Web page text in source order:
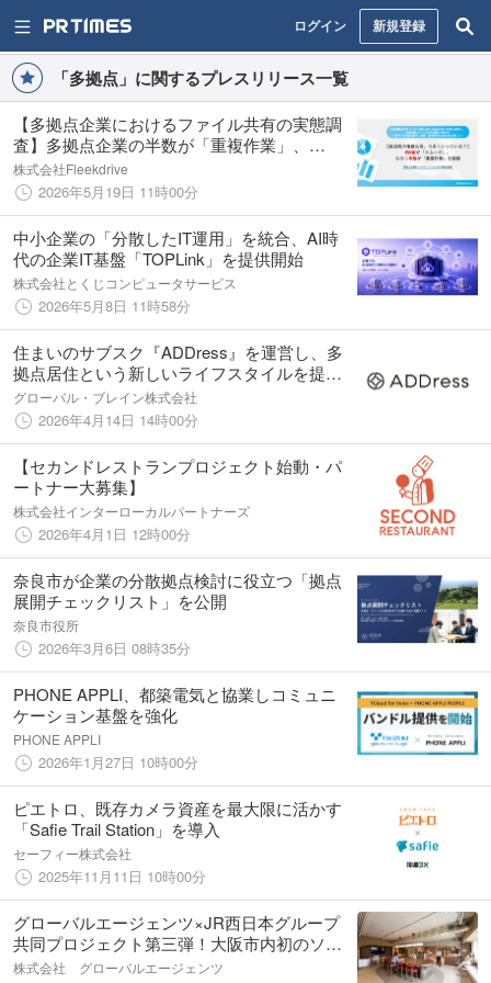
ログイン 新規登録
「多拠点」に関するプレスリリース一覧
【多拠点企業におけるファイル共有の実態調
査】多拠点企業の半数が「重複作業」、
47.1%が「誤った情報で業務遂行」を経験 ク
ラウドストレージの選定基準が問われる時代
に
株式会社Fleekdrive
2026年5月19日 11時00分
中小企業の「分散したIT運用」を統合、AI時
代の企業IT基盤「TOPLink」を提供開始
株式会社とくじコンピュータサービス
2026年5月8日 11時58分
住まいのサブスク『ADDress』を運営し、多
拠点居住という新しいライフスタイルを提供
する株式会社アドレスへ出資
グローバル・ブレイン株式会社
2026年4月14日 14時00分
【セカンドレストランプロジェクト始動・パ
ートナー大募集】
株式会社インターローカルパートナーズ
2026年4月1日 12時00分
奈良市が企業の分散拠点検討に役立つ「拠点
展開チェックリスト」を公開
奈良市役所
2026年3月6日 08時35分
PHONE APPLI、都築電気と協業しコミュニ
ケーション基盤を強化
PHONE APPLI
2026年1月27日 10時00分
ピエトロ、既存カメラ資産を最大限に活かす
「Safie Trail Station」を導入
セーフィー株式会社
2025年11月11日 10時00分
グローバルエージェンツ×JR西日本グループ
共同プロジェクト第三弾！大阪市内初のソー
シャルアパートメント「TERMINALS新大
株式会社 グローバルエージェンツ